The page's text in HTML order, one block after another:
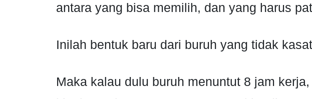
antara yang bisa memilih, dan yang harus
Inilah bentuk baru dari buruh yang tidak
Maka kalau dulu buruh menuntut 8 jam